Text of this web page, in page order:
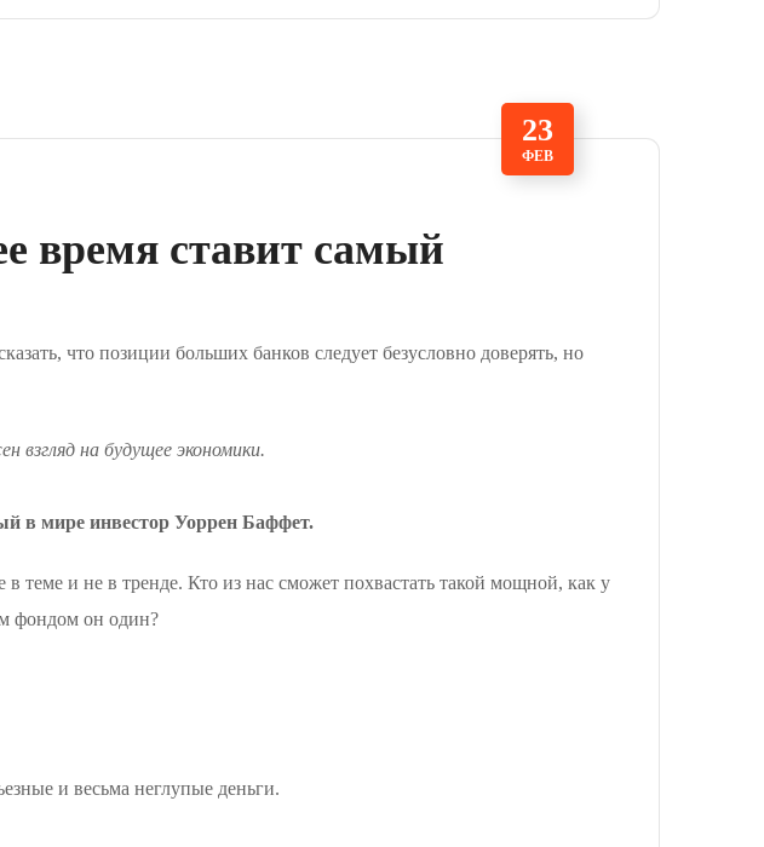
23
ФЕВ
время ставит самый
что позиции больших банков следует безусловно доверять, но
на будущее экономики.
в мире инвестор Уоррен Баффет.
теме и не в тренде. Кто из нас сможет похвастать такой мощной, как у
фондом он один?
и весьма неглупые деньги.